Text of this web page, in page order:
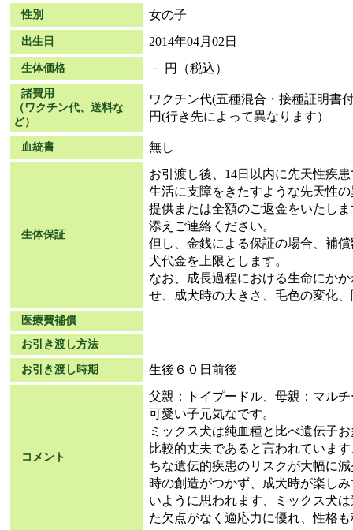
性別 女の子
出生日 2014年04月02日
生体価格 － 円（税込）
諸費用
（ワクチン代、送料な
ど）
ワクチン代(五種混合・接種証明書
円(行き先によって異なります）
血統書 無し
生体保証
お引渡し後、14日以内に先天性疾
生活に支障をきたすような先天性
提供または全額のご返金をいたし
添えご連絡ください。
但し、金銭による保証の場合、補
犬代金を上限とします。
なお、成長過程における生命にか
せ、成犬時の大きさ、毛色の変化
医療費補償
お引き渡し方法
お引き渡し時期 生後６０日前後
コメント
父親：トイプードル、母親：マル
可愛い子元気なです。
ミックス犬は純血種と比べ遺伝子
比較的丈夫であると言われていま
ちな遺伝的疾患のリスクが大幅に
時の創造がつかず、成犬時が楽し
いように思われます、ミックス犬
た欠点がなく適応力に優れ、性格